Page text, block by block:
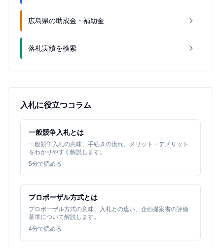
広島県の助成金・補助金
落札実績を検索
入札に役立つコラム
一般競争入札とは
一般競争入札の意味、手続きの流れ、メリット・デメリット
をわかりやすく解説します。
5分で読める
プロポーザル方式とは
プロポーザル方式の意味、入札との違い、企画提案書の評価
基準について解説します。
4分で読める